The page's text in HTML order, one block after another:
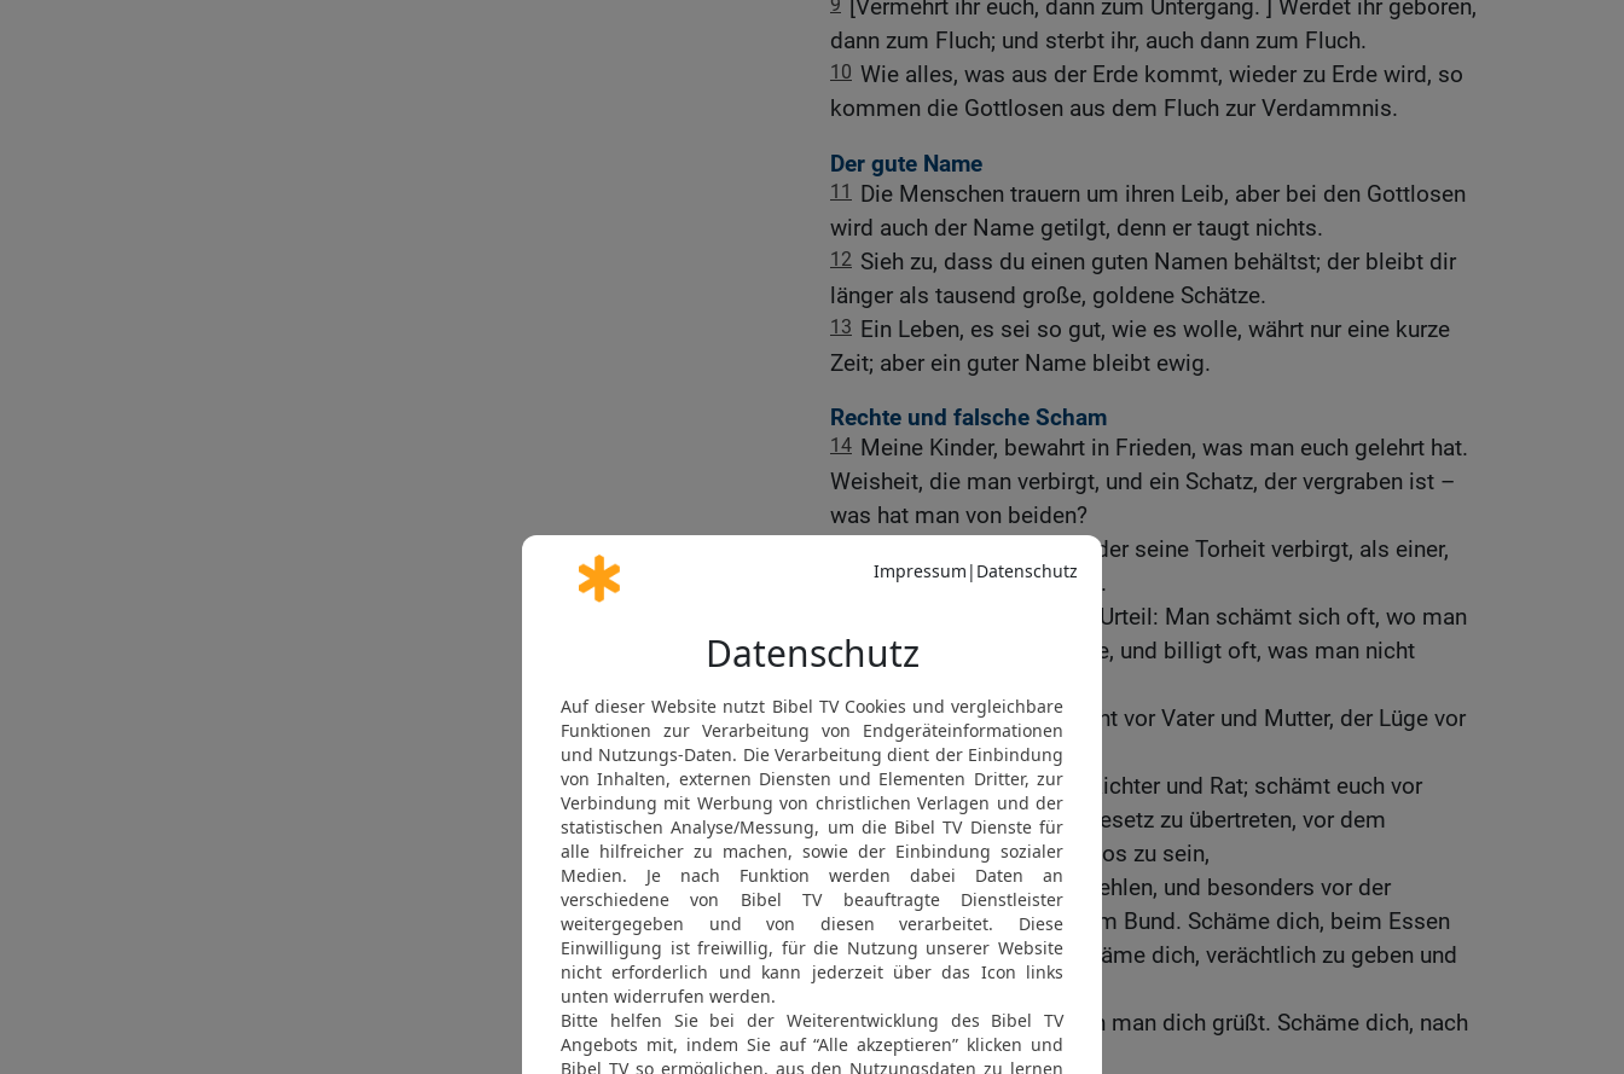
9 [Vermehrt ihr euch, dann zum Untergang. ] Werdet ihr geboren,
dann zum Fluch; und sterbt ihr, auch dann zum Fluch.
10 Wie alles, was aus der Erde kommt, wieder zu Erde wird, so
kommen die Gottlosen aus dem Fluch zur Verdammnis.
Der gute Name
11 Die Menschen trauern um ihren Leib, aber bei den Gottlosen
wird auch der Name getilgt, denn er taugt nichts.
12 Sieh zu, dass du einen guten Namen behältst; der bleibt dir
länger als tausend große, goldene Schätze.
13 Ein Leben, es sei so gut, wie es wolle, währt nur eine kurze
Zeit; aber ein guter Name bleibt ewig.
Rechte und falsche Scham
14 Meine Kinder, bewahrt in Frieden, was man euch gelehrt hat.
Weisheit, die man verbirgt, und ein Schatz, der vergraben ist –
was hat man von beiden?
Besser ist ein Mensch, der seine Torheit verbirgt, als einer,
der seine Weisheit verbirgt.
So achtet nun auf mein Urteil: Man schämt sich oft, wo man
sich nicht schämen müsste, und billigt oft, was man nicht
17 Schämt euch der Unzucht vor Vater und Mutter, der Lüge vor
dem Fürsten und Herrn,
18 des Unrechts vor dem Richter und Rat; schämt euch vor
Gemeinde und Volk, das Gesetz zu übertreten, vor dem
Nächsten und Freund, treulos zu sein,
19 vor den Nachbarn, zu stehlen, und besonders vor der
Wahrheit Gottes und seinem Bund. Schäme dich, beim Essen
den Arm aufzustützen. Schäme dich, verächtlich zu geben und
20 und zu schweigen, wenn man dich grüßt. Schäme dich, nach
einer Hetäre zu sehen